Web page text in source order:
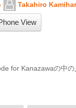
Takahiro
View
for Kanazawaの中